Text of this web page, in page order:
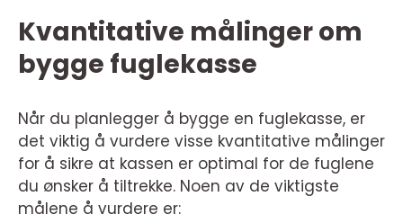
Kvantitative målinger om
bygge fuglekasse
Når du planlegger å bygge en fuglekasse, er
det viktig å vurdere visse kvantitative målinger
for å sikre at kassen er optimal for de fuglene
du ønsker å tiltrekke. Noen av de viktigste
målene å vurdere er: